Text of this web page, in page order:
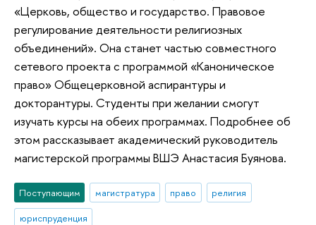
«Церковь, общество и государство. Правовое
регулирование деятельности религиозных
объединений». Она станет частью совместного
сетевого проекта с программой «Каноническое
право» Общецерковной аспирантуры и
докторантуры. Студенты при желании смогут
изучать курсы на обеих программах. Подробнее об
этом рассказывает академический руководитель
магистерской программы ВШЭ Анастасия Буянова.
Поступающим магистратура право
религия
юриспруденция